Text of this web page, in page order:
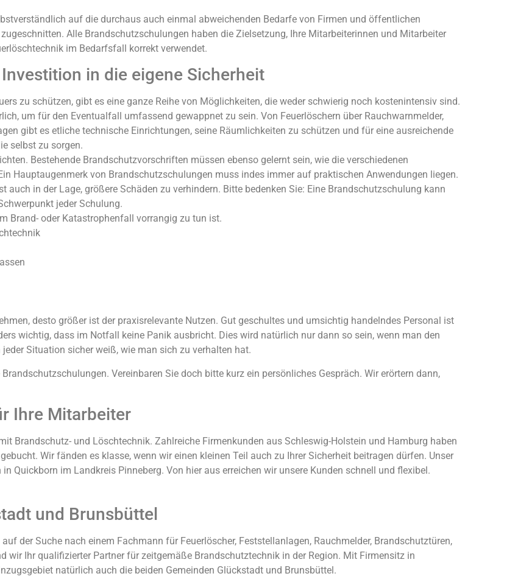
auf die durchaus auch einmal abweichenden Bedarfe von Firmen und öffentlichen
Alle Brandschutzschulungen haben die Zielsetzung, Ihre Mitarbeiterinnen und Mitarbeiter
im Bedarfsfall korrekt verwendet.
in die eigene Sicherheit
zu schützen, gibt es eine ganze Reihe von Möglichkeiten, die weder schwierig noch kostenintensiv sind.
um für den Eventualfall umfassend gewappnet zu sein. Von Feuerlöschern über Rauchwarnmelder,
gibt es etliche technische Einrichtungen, seine Räumlichkeiten zu schützen und für eine ausreichende
selbst zu sorgen.
Bestehende Brandschutzvorschriften müssen ebenso gelernt sein, wie die verschiedenen
Hauptaugenmerk von Brandschutzschulungen muss indes immer auf praktischen Anwendungen liegen.
auch in der Lage, größere Schäden zu verhindern. Bitte bedenken Sie: Eine Brandschutzschulung kann
jeder Schulung.
Brand- oder Katastrophenfall vorrangig zu tun ist.
desto größer ist der praxisrelevante Nutzen. Gut geschultes und umsichtig handelndes Personal ist
wichtig, dass im Notfall keine Panik ausbricht. Dies wird natürlich nur dann so sein, wenn man den
Situation sicher weiß, wie man sich zu verhalten hat.
Vereinbaren Sie doch bitte kurz ein persönliches Gespräch. Wir erörtern dann,
Ihre Mitarbeiter
Brandschutz- und Löschtechnik. Zahlreiche Firmenkunden aus Schleswig-Holstein und Hamburg haben
Wir fänden es klasse, wenn wir einen kleinen Teil auch zu Ihrer Sicherheit beitragen dürfen. Unser
Quickborn im Landkreis Pinneberg. Von hier aus erreichen wir unsere Kunden schnell und flexibel.
und Brunsbüttel
der Suche nach einem Fachmann für Feuerlöscher, Feststellanlagen, Rauchmelder, Brandschutztüren,
wir Ihr qualifizierter Partner für zeitgemäße Brandschutztechnik in der Region. Mit Firmensitz in
natürlich auch die beiden Gemeinden Glückstadt und Brunsbüttel.